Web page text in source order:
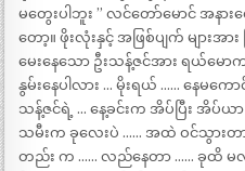
မတွေးပါဘူး ” လင်တော်မောင် အန
တော့။ ဖိုးလုံးနှင့် အဖြစ်ပျက် များအ
မေးနေသော ဦးသန့်ဇင်အား ရယ်မော
နွမ်းနေပါလား … မိုးရယ် …… နေမကေ
သန့်ဇင်ရဲ့ … နေ့ခင်းက အိပ်ပြီး အိပ်ယ
သမီးက ခုလေးပဲ …… အထဲ ဝင်သွား
တည်း က …… လည်နေတာ …… ခုထိ မလ